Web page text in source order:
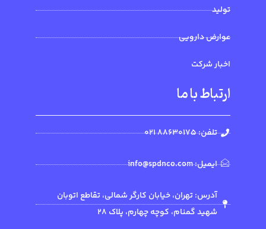
تولید
عوارض دارویی
اخبار شرکت
ارتباط با ما
تلفن: 88630175 021
ایمیل: info@spdnco.com
آدرس: تهران، خیابان کارگر شمالی، تقاطع اتوبان
شهید گمنام، کوچه چهارم، پلاک 28